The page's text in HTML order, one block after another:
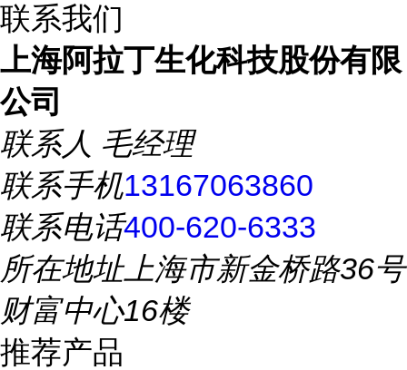
联系我们
上海阿拉丁生化科技股份有限
公司
联系人 毛经理
联系手机13167063860
联系电话400-620-6333
所在地址上海市新金桥路36号
财富中心16楼
推荐产品